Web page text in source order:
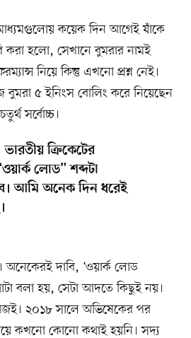
কয়েক দিন আগেই যাঁকে
করা হলো, সেখানে বুমরার নামই
নিয়ে কিন্তু এখনো প্রশ্ন নেই।
বুমরা ৫ ইনিংস বোলিং করে নিয়েছেন
সর্বোচ্চ।
ক্রিকেটের
লোড” শব্দটা
আমি অনেক দিন ধরেই
অনেকেরই দাবি, ‘ওয়ার্ক লোড
বলা হয়, সেটা আদতে কিছুই নয়।
২০১৮ সালে অভিষেকের পর
কখনো কোনো কথাই হয়নি। সদ্য